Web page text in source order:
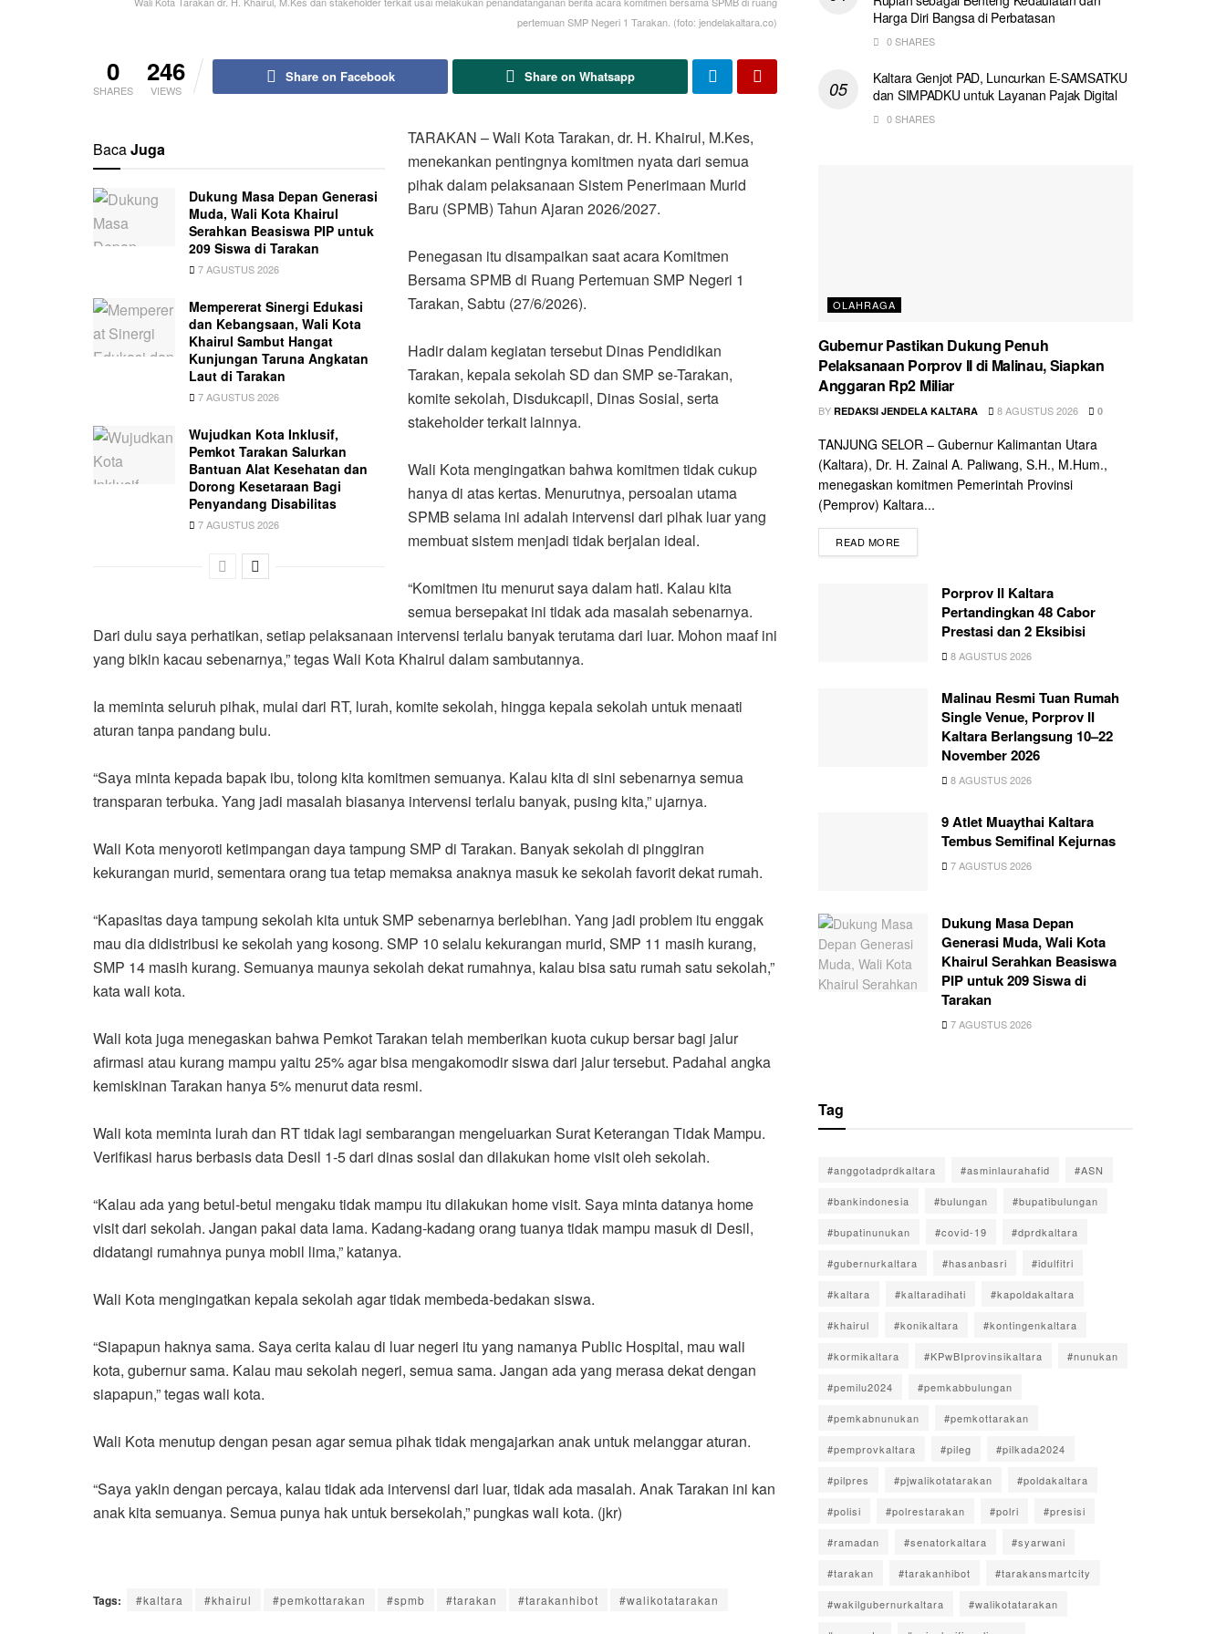
pertemuan SMP Negeri 1 Tarakan. (foto: jendelakaltara.co)
0
SHARES
246
VIEWS
Share on Facebook Share on Whatsapp
BacaJuga
Dukung Masa Depan Generasi
Muda, Wali Kota Khairul
Serahkan Beasiswa PIP untuk
209 Siswa di Tarakan
7 AGUSTUS 2026
Mempererat Sinergi Edukasi
dan Kebangsaan, Wali Kota
Khairul Sambut Hangat
Kunjungan Taruna Angkatan
Laut di Tarakan
7 AGUSTUS 2026
Wujudkan Kota Inklusif,
Pemkot Tarakan Salurkan
Bantuan Alat Kesehatan dan
Dorong Kesetaraan Bagi
Penyandang Disabilitas
7 AGUSTUS 2026
TARAKAN – Wali Kota Tarakan, dr. H. Khairul, M.Kes,
menekankan pentingnya komitmen nyata dari semua
pihak dalam pelaksanaan Sistem Penerimaan Murid
Baru (SPMB) Tahun Ajaran 2026/2027.
Penegasan itu disampaikan saat acara Komitmen
Bersama SPMB di Ruang Pertemuan SMP Negeri 1
Tarakan, Sabtu (27/6/2026).
Hadir dalam kegiatan tersebut Dinas Pendidikan
Tarakan, kepala sekolah SD dan SMP se-Tarakan,
komite sekolah, Disdukcapil, Dinas Sosial, serta
stakeholder terkait lainnya.
Wali Kota mengingatkan bahwa komitmen tidak cukup
hanya di atas kertas. Menurutnya, persoalan utama
SPMB selama ini adalah intervensi dari pihak luar yang
membuat sistem menjadi tidak berjalan ideal.
“Komitmen itu menurut saya dalam hati. Kalau kita
semua bersepakat ini tidak ada masalah sebenarnya.
Dari dulu saya perhatikan, setiap pelaksanaan intervensi terlalu banyak terutama dari luar. Mohon maaf ini
yang bikin kacau sebenarnya,” tegas Wali Kota Khairul dalam sambutannya.
Ia meminta seluruh pihak, mulai dari RT, lurah, komite sekolah, hingga kepala sekolah untuk menaati
aturan tanpa pandang bulu.
“Saya minta kepada bapak ibu, tolong kita komitmen semuanya. Kalau kita di sini sebenarnya semua
transparan terbuka. Yang jadi masalah biasanya intervensi terlalu banyak, pusing kita,” ujarnya.
Wali Kota menyoroti ketimpangan daya tampung SMP di Tarakan. Banyak sekolah di pinggiran
kekurangan murid, sementara orang tua tetap memaksa anaknya masuk ke sekolah favorit dekat rumah.
“Kapasitas daya tampung sekolah kita untuk SMP sebenarnya berlebihan. Yang jadi problem itu enggak
mau dia didistribusi ke sekolah yang kosong. SMP 10 selalu kekurangan murid, SMP 11 masih kurang,
SMP 14 masih kurang. Semuanya maunya sekolah dekat rumahnya, kalau bisa satu rumah satu sekolah,”
kata wali kota.
Wali kota juga menegaskan bahwa Pemkot Tarakan telah memberikan kuota cukup bersar bagi jalur
afirmasi atau kurang mampu yaitu 25% agar bisa mengakomodir siswa dari jalur tersebut. Padahal angka
kemiskinan Tarakan hanya 5% menurut data resmi.
Wali kota meminta lurah dan RT tidak lagi sembarangan mengeluarkan Surat Keterangan Tidak Mampu.
Verifikasi harus berbasis data Desil 1-5 dari dinas sosial dan dilakukan home visit oleh sekolah.
“Kalau ada yang betul-betul mengaku tidak mampu itu dilakukan home visit. Saya minta datanya home
visit dari sekolah. Jangan pakai data lama. Kadang-kadang orang tuanya tidak mampu masuk di Desil,
didatangi rumahnya punya mobil lima,” katanya.
Wali Kota mengingatkan kepala sekolah agar tidak membeda-bedakan siswa.
“Siapapun haknya sama. Saya cerita kalau di luar negeri itu yang namanya Public Hospital, mau wali
kota, gubernur sama. Kalau mau sekolah negeri, semua sama. Jangan ada yang merasa dekat dengan
siapapun,” tegas wali kota.
Wali Kota menutup dengan pesan agar semua pihak tidak mengajarkan anak untuk melanggar aturan.
“Saya yakin dengan percaya, kalau tidak ada intervensi dari luar, tidak ada masalah. Anak Tarakan ini kan
anak kita semuanya. Semua punya hak untuk bersekolah,” pungkas wali kota. (jkr)
Tags: #kaltara #khairul #pemkottarakan #spmb #tarakan #tarakanhibot #walikotatarakan
Harga Diri Bangsa di Perbatasan
0 SHARES
Kaltara Genjot PAD, Luncurkan E-SAMSATKU
dan SIMPADKU untuk Layanan Pajak Digital
0 SHARES
OLAHRAGA
Gubernur Pastikan Dukung Penuh
Pelaksanaan Porprov II di Malinau, Siapkan
Anggaran Rp2 Miliar
BY REDAKSI JENDELA KALTARA 8 AGUSTUS 2026 0
TANJUNG SELOR – Gubernur Kalimantan Utara
(Kaltara), Dr. H. Zainal A. Paliwang, S.H., M.Hum.,
menegaskan komitmen Pemerintah Provinsi
(Pemprov) Kaltara...
READ MORE
Porprov II Kaltara
Pertandingkan 48 Cabor
Prestasi dan 2 Eksibisi
8 AGUSTUS 2026
Malinau Resmi Tuan Rumah
Single Venue, Porprov II
Kaltara Berlangsung 10–22
November 2026
8 AGUSTUS 2026
9 Atlet Muaythai Kaltara
Tembus Semifinal Kejurnas
7 AGUSTUS 2026
Dukung Masa Depan
Generasi Muda, Wali Kota
Khairul Serahkan Beasiswa
PIP untuk 209 Siswa di
Tarakan
7 AGUSTUS 2026
Tag
#anggotadprdkaltara #asminlaurahafid #ASN
#bankindonesia #bulungan #bupatibulungan
#bupatinunukan #covid-19 #dprdkaltara
#gubernurkaltara #hasanbasri #idulfitri
#kaltara #kaltaradihati #kapoldakaltara
#khairul #konikaltara #kontingenkaltara
#kormikaltara #KPwBIprovinsikaltara #nunukan
#pemilu2024 #pemkabbulungan
#pemkabnunukan #pemkottarakan
#pemprovkaltara #pileg #pilkada2024
#pilpres #pjwalikotatarakan #poldakaltara
#polisi #polrestarakan #polri #presisi
#ramadan #senatorkaltara #syarwani
#tarakan #tarakanhibot #tarakansmartcity
#wakilgubernurkaltara #walikotatarakan